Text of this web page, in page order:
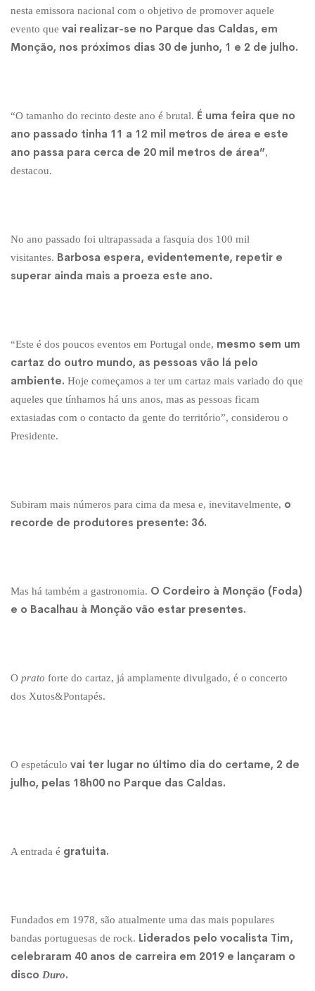
vontade
vir
embora”
nesta emissora nacional com o objetivo de promover aquele
evento que vai realizar-se no Parque das Caldas, em
Monção, nos próximos dias 30 de junho, 1 e 2 de julho.
“O tamanho do recinto deste ano é brutal. É uma feira que no
ano passado tinha 11 a 12 mil metros de área e este
ano passa para cerca de 20 mil metros de área”,
destacou.
No ano passado foi ultrapassada a fasquia dos 100 mil
visitantes. Barbosa espera, evidentemente, repetir e
superar ainda mais a proeza este ano.
“Este é dos poucos eventos em Portugal onde, mesmo sem um
cartaz do outro mundo, as pessoas vão lá pelo
ambiente. Hoje começamos a ter um cartaz mais variado do que
aqueles que tínhamos há uns anos, mas as pessoas ficam
extasiadas com o contacto da gente do território”, considerou o
Presidente.
Subiram mais números para cima da mesa e, inevitavelmente, o
recorde de produtores presente: 36.
Mas há também a gastronomia. O Cordeiro à Monção (Foda)
e o Bacalhau à Monção vão estar presentes.
O prato forte do cartaz, já amplamente divulgado, é o concerto
dos Xutos&Pontapés.
O espetáculo vai ter lugar no último dia do certame, 2 de
julho, pelas 18h00 no Parque das Caldas.
A entrada é gratuita.
Fundados em 1978, são atualmente uma das mais populares
bandas portuguesas de rock. Liderados pelo vocalista Tim,
celebraram 40 anos de carreira em 2019 e lançaram o
disco Duro.